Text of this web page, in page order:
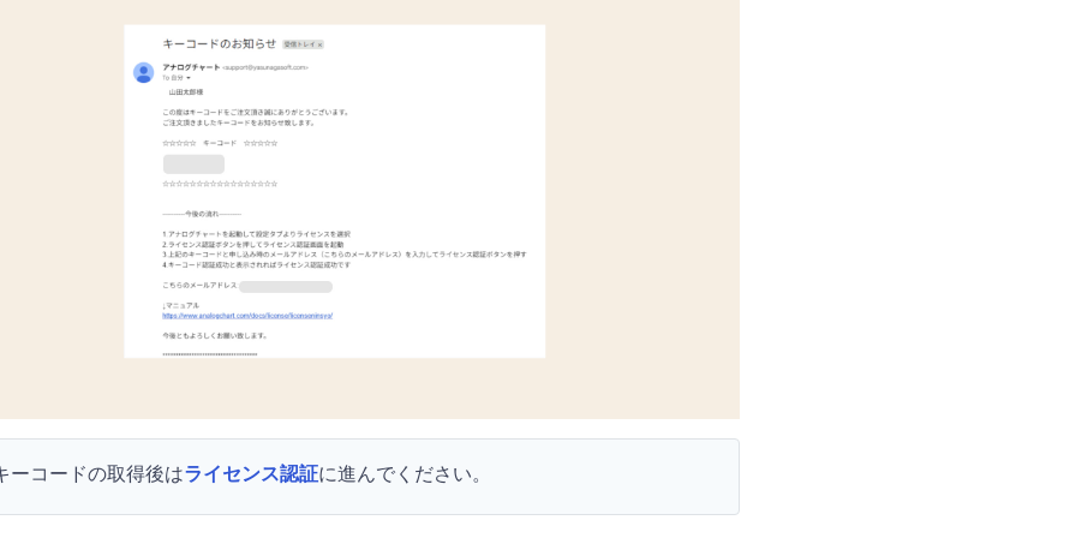
ーコードの取得後はライセンス認証に進んでください。